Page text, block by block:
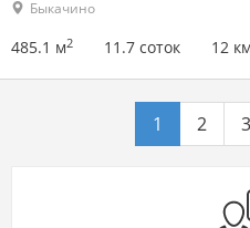
Быкачино
485.1 м2 11.7 соток 12
1 2 3